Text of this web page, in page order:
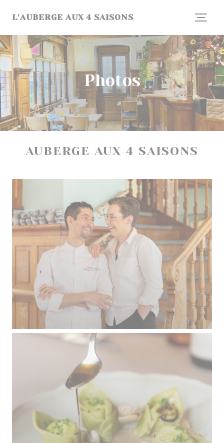
L'AUBERGE AUX 4 SAISONS
Photos
AUBERGE AUX 4 SAISONS